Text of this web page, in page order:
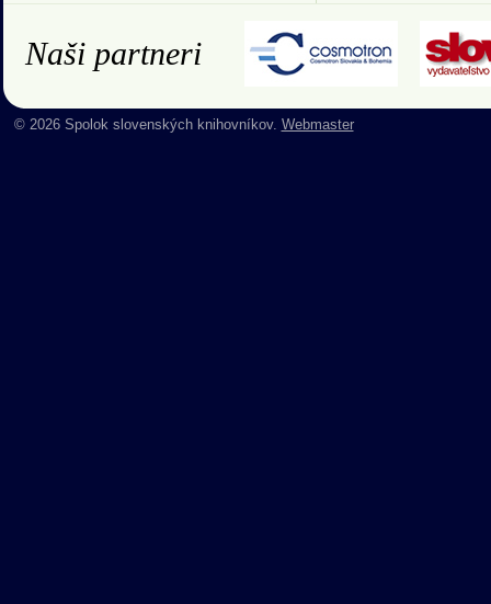
Naši partneri
© 2026 Spolok slovenských knihovníkov. Webmaster